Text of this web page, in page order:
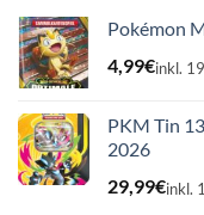
Pokémon
4,99€inkl.
PKM Tin
2026
29,99€inkl.